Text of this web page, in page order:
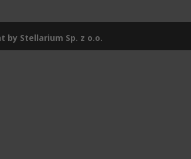
by Stellarium Sp. z o.o.